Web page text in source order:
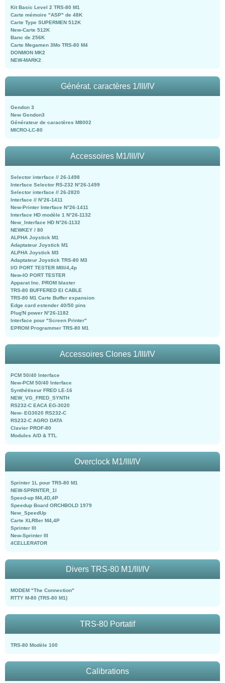
Kit Basic Level 2 TRS-80 M1
Carte mémoire "ASP" de 48K
Carte Type SUPERMEN 512K
New-Carte 512K
Banc de 256K
Carte Megamen 3Mo TRS-80 M4
DONMON MK2
NEW-MARK2
Générat. caractères 1/III/IV
Gendon 3
New Gendon3
Générateur de caractères M8002
MICRO-LC-80
Accessoires M1/III/IV
Selector interface // 26-1498
Interface Selector RS-232 N°26-1499
Selector interface // 26-2820
Interface // N°26-1411
New-Printer Interface N°26-1411
Interface HD modèle 1 N°26-1132
New_Interface HD N°26-1132
NEWKEY / 80
ALPHA Joystick M1
Adaptateur Joystick M1
ALPHA Joystick M3
Adaptateur Joystick TRS-80 M3
I/O PORT TESTER MIII/4,4p
New-IO PORT TESTER
Apparat Inc. PROM blaster
TRS-80 BUFFERED EI CABLE
TRS-80 M1 Carte Buffer expansion
Edge card estender 40/50 pins
Plug'N power N°26-1182
Interface pour "Screen Printer"
EPROM Programmer TRS-80 M1
Accessoires Clones 1/III/IV
PCM 50/40 Interface
New-PCM 50/40 Interface
Synthétiseur FRED LE-16
NEW_VG_FRED_SYNTH
RS232-C EACA EG-3020
New- EG3020 RS232-C
RS232-C AGRO DATA
Clavier PROF-80
Modules A/D & TTL
Overclock M1/III/IV
Sprinter 1L pour TRS-80 M1
NEW-SPRINTER_1l
Speed-up M4,4D,4P
Speedup Board ORCHBOLD 1979
New_SpeedUp
Carte XLR8er M4,4P
Sprinter III
New-Sprinter III
4CELLERATOR
Divers TRS-80 M1/III/IV
MODEM "The Connection"
RTTY M-80 (TRS-80 M1)
TRS-80 Portatif
TRS-80 Modèle 100
Calibrations